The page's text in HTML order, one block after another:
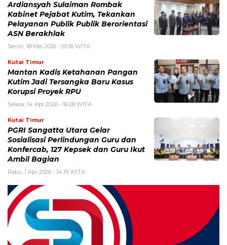
Ardiansyah Sulaiman Rombak
Kabinet Pejabat Kutim, Tekankan
Pelayanan Publik Publik Berorientasi
ASN Berakhlak
Senin, 18 Mei 2026 - 20:16 WITA
Kutai Timur
Mantan Kadis Ketahanan Pangan
Kutim Jadi Tersangka Baru Kasus
Korupsi Proyek RPU
Selasa, 14 Apr 2026 - 16:28 WITA
Kutai Timur
PGRI Sangatta Utara Gelar
Sosialisasi Perlindungan Guru dan
Konfercab, 127 Kepsek dan Guru Ikut
Ambil Bagian
Rabu, 1 Apr 2026 - 14:19 WITA